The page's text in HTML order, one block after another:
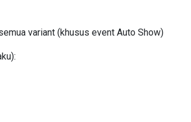
variant (khusus event Auto Show)